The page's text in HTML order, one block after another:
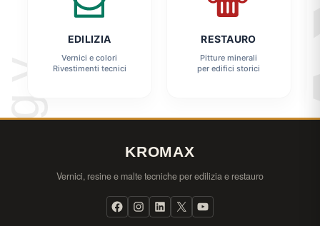
EDILIZIA
Vernici e colori
Rivestimenti tecnici
RESTAURO
Pitture minerali
per edifici storici
KROMAX
Vernici, resine e malte tecniche per edilizia e restauro